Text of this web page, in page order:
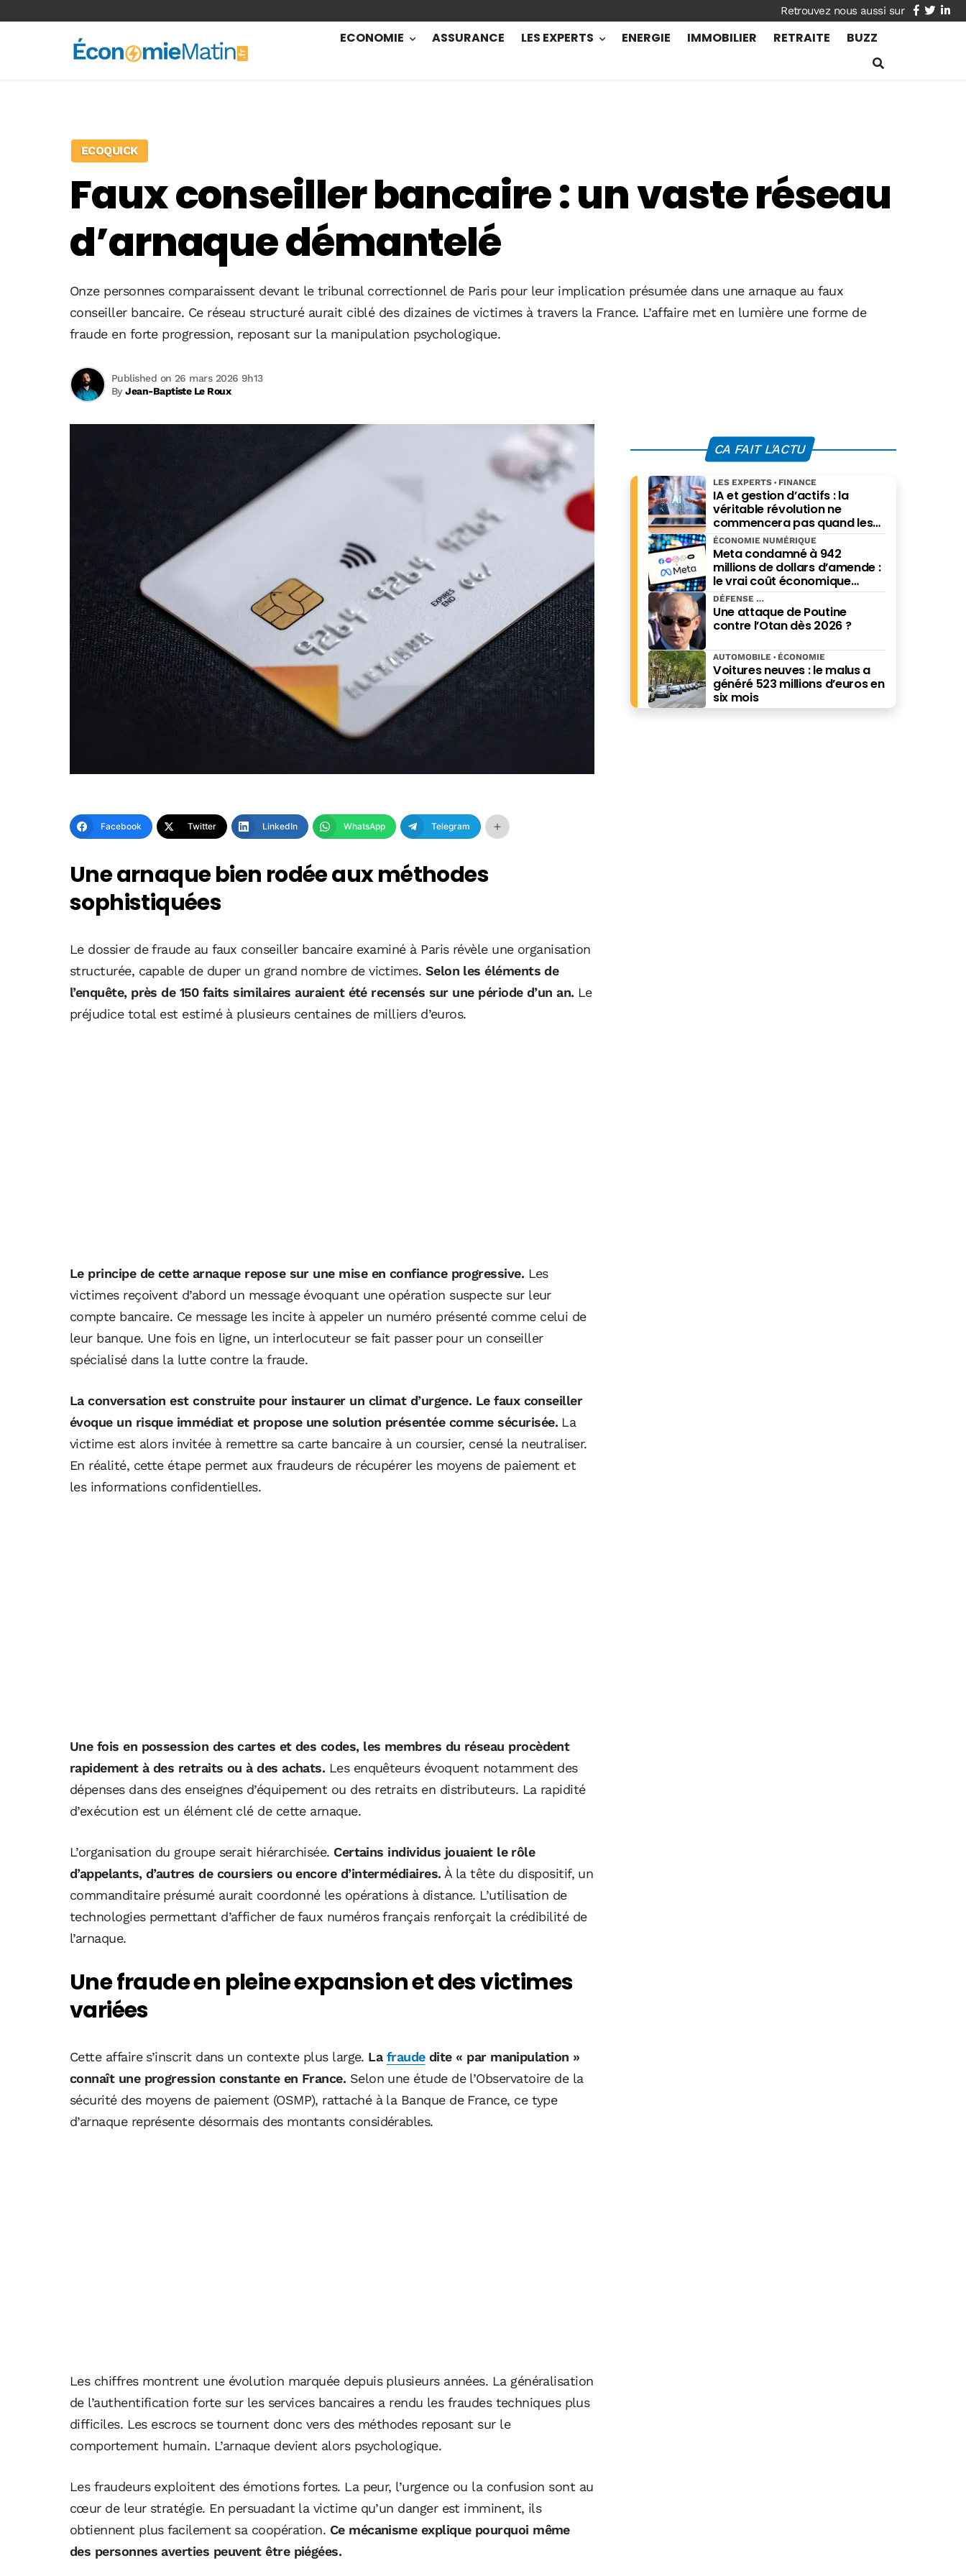
facebook
twitter
ECONOMIE ASSURANCE LES EXPERTS ENERGIE IMMOBILIER RETRAITE BUZZ
ECOQUICK
Faux conseiller bancaire : un vaste réseau
d’arnaque démantelé
Onze personnes comparaissent devant le tribunal correctionnel de Paris pour leur implication présumée dans une arnaque au faux
conseiller bancaire. Ce réseau structuré aurait ciblé des dizaines de victimes à travers la France. L’affaire met en lumière une forme de
fraude en forte progression, reposant sur la manipulation psychologique.
ByJean-Baptiste Le Roux
Published on 26 mars 2026 9h13
Facebook Twitter LinkedIn WhatsApp Telegram
Une arnaque bien rodée aux méthodes
sophistiquées
Le dossier de fraude au faux conseiller bancaire examiné à Paris révèle une organisation
structurée, capable de duper un grand nombre de victimes. Selon les éléments de
l’enquête, près de 150 faits similaires auraient été recensés sur une période d’un an. Le
préjudice total est estimé à plusieurs centaines de milliers d’euros.
Le principe de cette arnaque repose sur une mise en confiance progressive. Les
victimes reçoivent d’abord un message évoquant une opération suspecte sur leur
compte bancaire. Ce message les incite à appeler un numéro présenté comme celui de
leur banque. Une fois en ligne, un interlocuteur se fait passer pour un conseiller
spécialisé dans la lutte contre la fraude.
La conversation est construite pour instaurer un climat d’urgence. Le faux conseiller
évoque un risque immédiat et propose une solution présentée comme sécurisée.La
victime est alors invitée à remettre sa carte bancaire à un coursier, censé la neutraliser.
En réalité, cette étape permet aux fraudeurs de récupérer les moyens de paiement et
les informations confidentielles.
Une fois en possession des cartes et des codes, les membres du réseau procèdent
rapidement à des retraits ou à des achats. Les enquêteurs évoquent notamment des
dépenses dans des enseignes d’équipement ou des retraits en distributeurs. La rapidité
d’exécution est un élément clé de cette arnaque.
L’organisation du groupe serait hiérarchisée. Certains individus jouaient le rôle
d’appelants, d’autres de coursiers ou encore d’intermédiaires. À la tête du dispositif, un
commanditaire présumé aurait coordonné les opérations à distance. L’utilisation de
technologies permettant d’afficher de faux numéros français renforçait la crédibilité de
l’arnaque.
Une fraude en pleine expansion et des victimes
variées
Cette affaire s’inscrit dans un contexte plus large. La fraudedite « par manipulation »
connaît une progression constante en France. Selon une étude de l’Observatoire de la
sécurité des moyens de paiement (OSMP), rattaché à la Banque de France, ce type
d’arnaque représente désormais des montants considérables.
Les chiffres montrent une évolution marquée depuis plusieurs années. La généralisation
de l’authentification forte sur les services bancaires a rendu les fraudes techniques plus
difficiles. Les escrocs se tournent donc vers des méthodes reposant sur le
comportement humain. L’arnaque devient alors psychologique.
Les fraudeurs exploitent des émotions fortes. La peur, l’urgence ou la confusion sont au
cœur de leur stratégie. En persuadant la victime qu’un danger est imminent, ils
obtiennent plus facilement sa coopération. Ce mécanisme explique pourquoi même
des personnes averties peuvent être piégées.
CA FAIT L'ACTU
IA et gestion d’actifs : la
véritable révolution ne
commencera pas quand les
robots remplaceront les
financiers. Elle commencera
quand ils prendront les
meilleures décisions.
LES EXPERTS FINANCE
Meta condamné à 942
millions de dollars d’amende :
le vrai coût économique
imposé par le Nouveau-
Mexique
ÉCONOMIE NUMÉRIQUE
Une attaque de Poutine
contre l’Otan dès 2026 ?
DÉFENSE
Voitures neuves : le malus a
généré 523 millions d’euros en
six mois
AUTOMOBILE ÉCONOMIE